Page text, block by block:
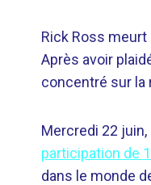
Rick Ross meurt
Après avoir
concentré sur la
Mercredi 22
participation de
dans le monde